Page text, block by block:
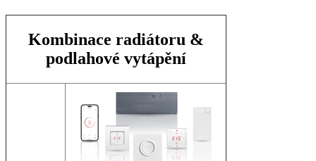
Kombinace radiátoru &
podlahové vytápění